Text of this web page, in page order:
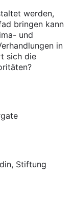
werden,
bringen kann
und
in
sich die
Stiftung